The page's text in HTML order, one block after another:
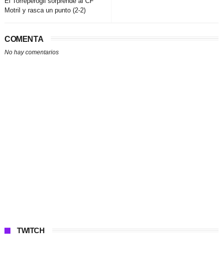
Motril y rasca un punto (2-2)
COMENTA
No hay comentarios
TWITCH